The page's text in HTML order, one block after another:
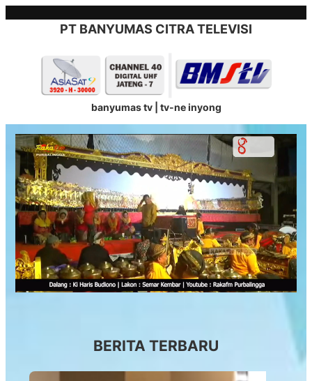
PT BANYUMAS CITRA TELEVISI
banyumas tv | tv-ne inyong
UnmuteStream
BERITA TERBARU